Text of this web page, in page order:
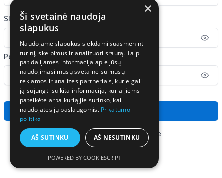
Slaptažodis
Pakartokite slaptažodį
Sukurti paskyrą
Jau turite paskyrą?Prisijunkite
×
Ši svetainė naudoja
slapukus
Naudojame slapukus siekdami suasmeninti
turinį, skelbimus ir analizuoti srautą. Taip
pat dalijamės informacija apie jūsų
naudojimąsi mūsų svetaine su mūsų
reklamos ir analizės partneriais, kurie gali
ją sujungti su kita informacija, kurią jiems
pateikėte arba kurią jie surinko, kai
naudojatės jų paslaugomis. Privatumo
politika
AŠ SUTINKU AŠ NESUTINKU
POWERED BY COOKIESCRIPT